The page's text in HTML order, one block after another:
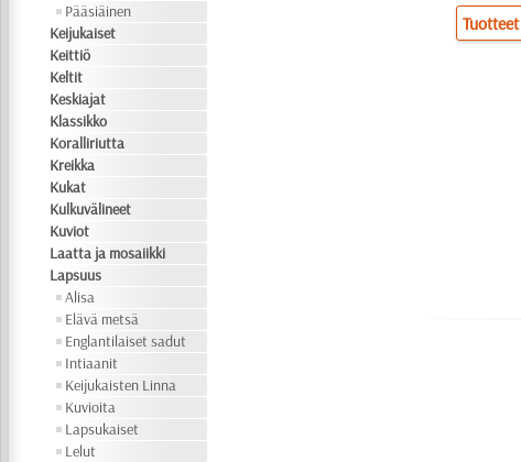
Pääsiäinen
Keijukaiset
Keittiö
Keltit
Keskiajat
Klassikko
Koralliriutta
Kreikka
Kukat
Kulkuvälineet
Kuviot
Laatta ja mosaiikki
Lapsuus
Alisa
Elävä metsä
Englantilaiset sadut
Intiaanit
Keijukaisten Linna
Kuvioita
Lapsukaiset
Lelut
Tuotteet